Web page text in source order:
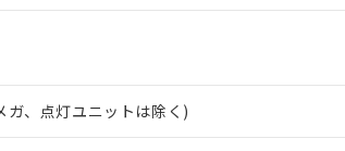
、点灯ユニットは除く)
書（当社基準）
点で非含有を証明するもので、過去に遡って
タル酸エステル類４物質の対応では、対応
への在庫切替を完了していることから、特段
。